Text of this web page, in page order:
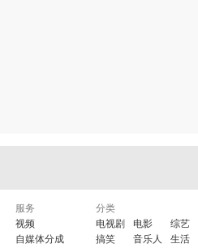
服务
视频
自媒体分成
分类
电视剧
电影 综艺
搞笑
音乐人 生活